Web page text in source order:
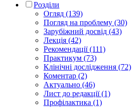
Розділи
Огляд (139)
Погляд на проблему (30)
Зарубіжний досвід (43)
Лекція (42)
Рекомендації (111)
Практикум (73)
Клінічні дослідження (72)
Коментар (2)
Актуально (46)
Лист до редакції (1)
Профілактика (1)